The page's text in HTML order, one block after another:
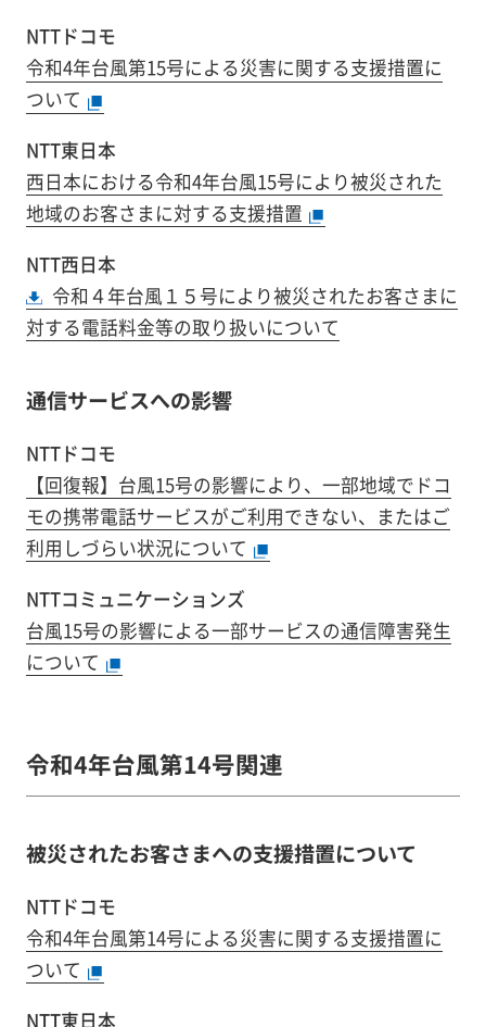
NTTドコモ
令和4年台風第15号による災害に関する支援措置に
ついて
NTT東日本
西日本における令和4年台風15号により被災された
地域のお客さまに対する支援措置
NTT西日本
令和４年台風１５号により被災されたお客さまに
対する電話料金等の取り扱いについて
通信サービスへの影響
NTTドコモ
【回復報】台風15号の影響により、一部地域でドコ
モの携帯電話サービスがご利用できない、またはご
利用しづらい状況について
NTTコミュニケーションズ
台風15号の影響による一部サービスの通信障害発生
について
令和4年台風第14号関連
被災されたお客さまへの支援措置について
NTTドコモ
令和4年台風第14号による災害に関する支援措置に
ついて
NTT東日本